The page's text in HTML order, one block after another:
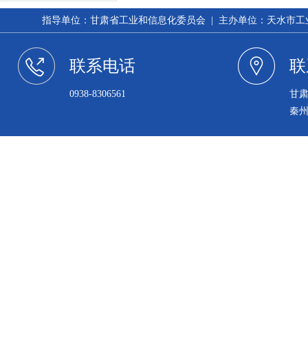
指导单位：甘肃省工业和信息化委员会 | 主办单位：天水市
联系电话
0938-8306561
甘
秦